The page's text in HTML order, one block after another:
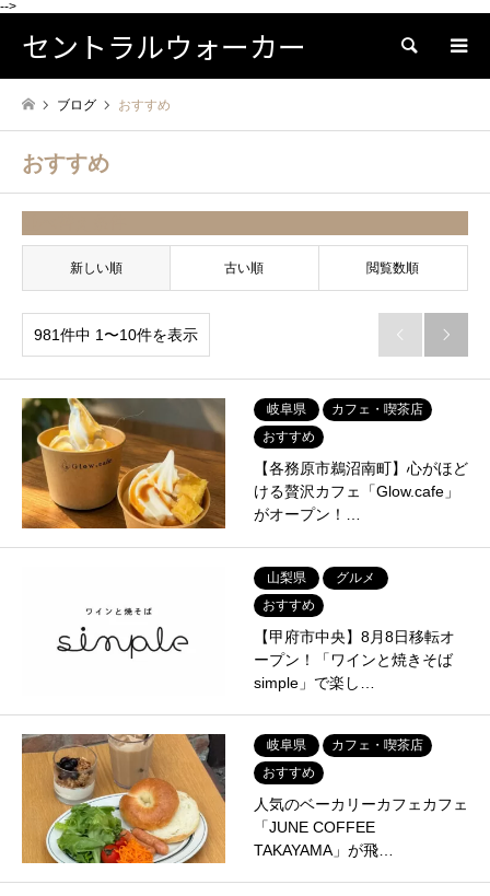
-->
セントラルウォーカー 検索
ブログ おすすめ
おすすめ
新しい順 古い順 閲覧数順
981件中 1〜10件を表示  
岐阜県
カフェ・喫茶店
おすすめ
【各務原市鵜沼南町】心がほど
ける贅沢カフェ「Glow.cafe」
がオープン！…
山梨県
グルメ
おすすめ
【甲府市中央】8月8日移転オ
ープン！「ワインと焼きそば
simple」で楽し…
岐阜県
カフェ・喫茶店
おすすめ
人気のベーカリーカフェカフェ
「JUNE COFFEE
TAKAYAMA」が飛…